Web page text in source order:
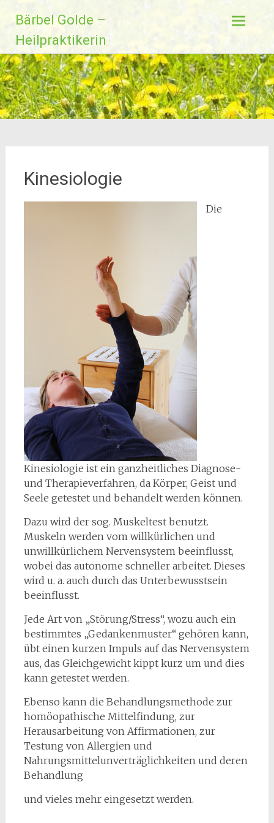
Inhalt
springen
Bärbel Golde –
Heilpraktikerin
Kinesiologie
Die
Kinesiologie ist ein ganzheitliches Diagnose-
und Therapieverfahren, da Körper, Geist und
Seele getestet und behandelt werden können.
Dazu wird der sog. Muskeltest benutzt.
Muskeln werden vom willkürlichen und
unwillkürlichem Nervensystem beeinflusst,
wobei das autonome schneller arbeitet. Dieses
wird u. a. auch durch das Unterbewusstsein
beeinflusst.
Jede Art von „Störung/Stress“, wozu auch ein
bestimmtes „Gedankenmuster“ gehören kann,
übt einen kurzen Impuls auf das Nervensystem
aus, das Gleichgewicht kippt kurz um und dies
kann getestet werden.
Ebenso kann die Behandlungsmethode zur
homöopathische Mittelfindung, zur
Herausarbeitung von Affirmationen, zur
Testung von Allergien und
Nahrungsmittelunverträglichkeiten und deren
Behandlung
und vieles mehr eingesetzt werden.